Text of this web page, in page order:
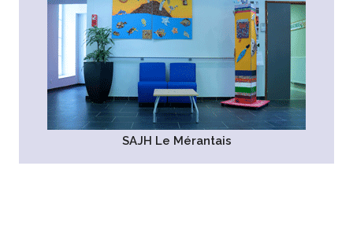
SAJH Le Mérantais